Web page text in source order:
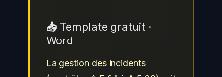
📥 Template gratuit ·
Word
La gestion des incidents